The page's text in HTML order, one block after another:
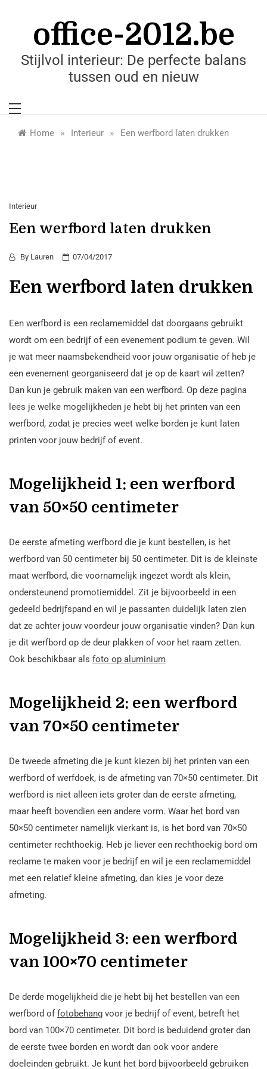
office-2012.be
Stijlvol interieur: De perfecte balans
tussen oud en nieuw
Home » Interieur » Een werfbord laten drukken
Interieur
Een werfbord laten drukken
By Lauren 07/04/2017
Een werfbord laten drukken
Een werfbord is een reclamemiddel dat doorgaans gebruikt
wordt om een bedrijf of een evenement podium te geven. Wil
je wat meer naamsbekendheid voor jouw organisatie of heb je
een evenement georganiseerd dat je op de kaart wil zetten?
Dan kun je gebruik maken van een werfbord. Op deze pagina
lees je welke mogelijkheden je hebt bij het printen van een
werfbord, zodat je precies weet welke borden je kunt laten
printen voor jouw bedrijf of event.
Mogelijkheid 1: een werfbord
van 50×50 centimeter
De eerste afmeting werfbord die je kunt bestellen, is het
werfbord van 50 centimeter bij 50 centimeter. Dit is de kleinste
maat werfbord, die voornamelijk ingezet wordt als klein,
ondersteunend promotiemiddel. Zit je bijvoorbeeld in een
gedeeld bedrijfspand en wil je passanten duidelijk laten zien
dat ze achter jouw voordeur jouw organisatie vinden? Dan kun
je dit werfbord op de deur plakken of voor het raam zetten.
Ook beschikbaar als foto op aluminium
Mogelijkheid 2: een werfbord
van 70×50 centimeter
De tweede afmeting die je kunt kiezen bij het printen van een
werfbord of werfdoek, is de afmeting van 70×50 centimeter. Dit
werfbord is niet alleen iets groter dan de eerste afmeting,
maar heeft bovendien een andere vorm. Waar het bord van
50×50 centimeter namelijk vierkant is, is het bord van 70×50
centimeter rechthoekig. Heb je liever een rechthoekig bord om
reclame te maken voor je bedrijf en wil je een reclamemiddel
met een relatief kleine afmeting, dan kies je voor deze
afmeting.
Mogelijkheid 3: een werfbord
van 100×70 centimeter
De derde mogelijkheid die je hebt bij het bestellen van een
werfbord offotobehang voor je bedrijf of event, betreft het
bord van 100×70 centimeter. Dit bord is beduidend groter dan
de eerste twee borden en wordt dan ook voor andere
doeleinden gebruikt. Je kunt het bord bijvoorbeeld gebruiken